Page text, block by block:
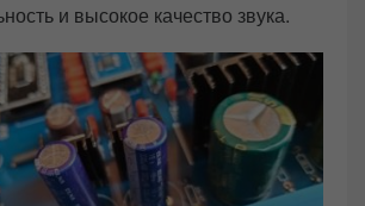
и высокое качество звука.